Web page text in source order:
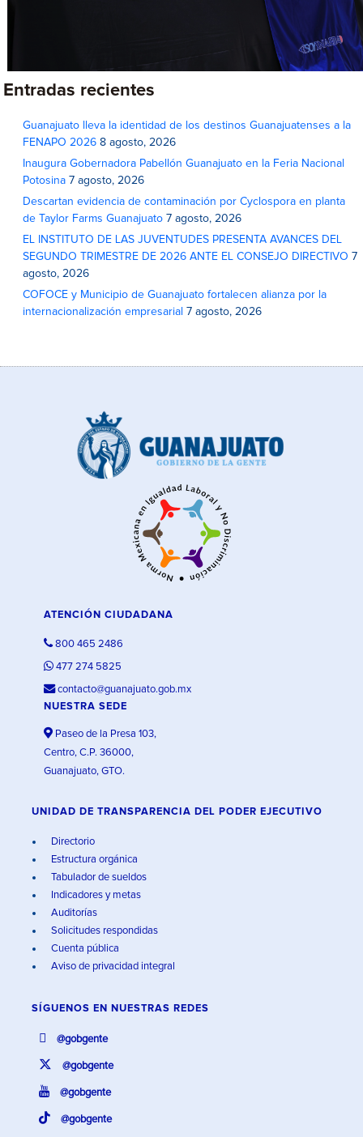
Entradas recientes
Guanajuato lleva la identidad de los destinos Guanajuatenses a la
FENAPO 2026 8 agosto, 2026
Inaugura Gobernadora Pabellón Guanajuato en la Feria Nacional
Potosina 7 agosto, 2026
Descartan evidencia de contaminación por Cyclospora en planta
de Taylor Farms Guanajuato 7 agosto, 2026
EL INSTITUTO DE LAS JUVENTUDES PRESENTA AVANCES DEL
SEGUNDO TRIMESTRE DE 2026 ANTE EL CONSEJO DIRECTIVO 7
agosto, 2026
COFOCE y Municipio de Guanajuato fortalecen alianza por la
internacionalización empresarial 7 agosto, 2026
ATENCIÓN CIUDADANA
800 465 2486
477 274 5825
contacto@guanajuato.gob.mx
NUESTRA SEDE
Paseo de la Presa 103,
Centro, C.P. 36000,
Guanajuato, GTO.
UNIDAD DE TRANSPARENCIA DEL PODER EJECUTIVO
Directorio
Estructura orgánica
Tabulador de sueldos
Indicadores y metas
Auditorías
Solicitudes respondidas
Cuenta pública
Aviso de privacidad integral
SÍGUENOS EN NUESTRAS REDES
@gobgente
@gobgente
@gobgente
@gobgente